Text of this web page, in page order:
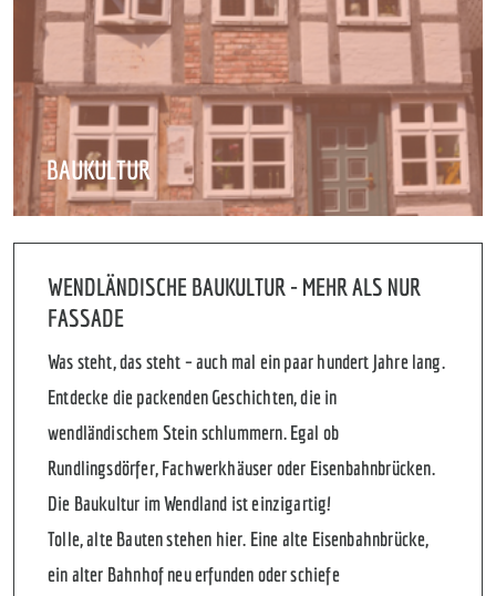
BAUKULTUR
WENDLÄNDISCHE BAUKULTUR - MEHR ALS NUR
FASSADE
Was steht, das steht – auch mal ein paar hundert Jahre lang.
Entdecke die packenden Geschichten, die in
wendländischem Stein schlummern. Egal ob
Rundlingsdörfer, Fachwerkhäuser oder Eisenbahnbrücken.
Die Baukultur im Wendland ist einzigartig!
Tolle, alte Bauten stehen hier. Eine alte Eisenbahnbrücke,
ein alter Bahnhof neu erfunden oder schiefe